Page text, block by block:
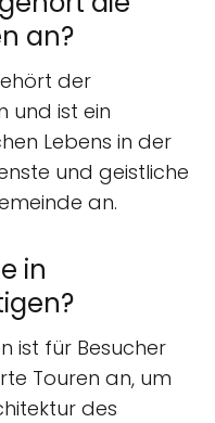
an?
der
und ist ein
Lebens in der
und geistliche
an.
in
ist für Besucher
Touren an, um
des